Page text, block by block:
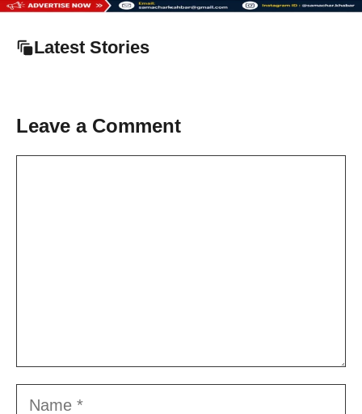
Latest Stories
Leave a Comment
Name